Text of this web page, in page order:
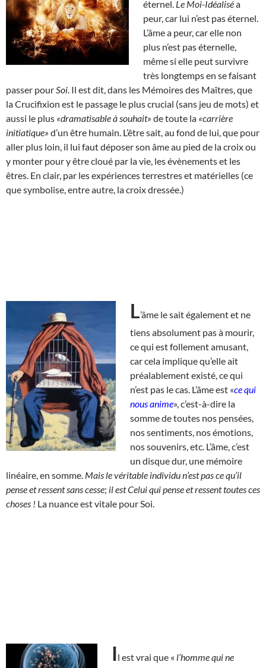
éternel. Le Moi-Idéaliséa
peur, car lui n’est pas éternel.
L’âme a peur, car elle non
plus n’est pas éternelle,
même si elle peut survivre
très longtemps en se faisant
passer pour Soi . Il est dit, dans les Mémoires des Maîtres, que
la Crucifixion est le passage le plus crucial (sans jeu de mots) et
aussi le plus «dramatisable à souhait» de toute la «carrière
initiatique» d’un être humain. L’être sait, au fond de lui, que pour
aller plus loin, il lui faut déposer son âme au pied de la croix ou
y monter pour y être cloué par la vie, les évènements et les
êtres. En clair, par les expériences terrestres et matérielles (ce
que symbolise, entre autre, la croix dressée.)
L’âme le sait également et ne
tiens absolument pas à mourir,
ce qui est follement amusant,
car cela implique qu’elle ait
préalablement existé, ce qui
n’est pas le cas. L’âme est «ce qui
nous anime», c’est-à-dire la
somme de toutes nos pensées,
nos sentiments, nos émotions,
nos souvenirs, etc. L’âme, c’est
un disque dur, une mémoire
linéaire, en somme. Mais le véritable individu n’est pas ce qu’il
pense et ressent sans cesse; il est Celui qui pense et ressent toutes ces
choses ! La nuance est vitale pour Soi.
Il est vrai que « l’homme qui ne